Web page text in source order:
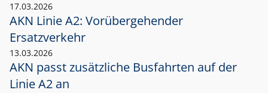
17.03.2026
AKN Linie A2: Vorübergehender
Ersatzverkehr
13.03.2026
AKN passt zusätzliche Busfahrten auf der
Linie A2 an